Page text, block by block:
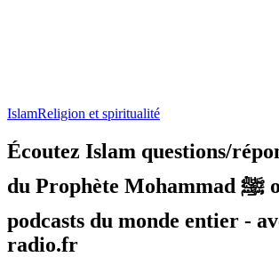
IslamReligion et spiritualité
Écoutez Islam questions/
du Prophète Mohammad ﷺ ou d'autres
podcasts du monde entier -
radio.fr